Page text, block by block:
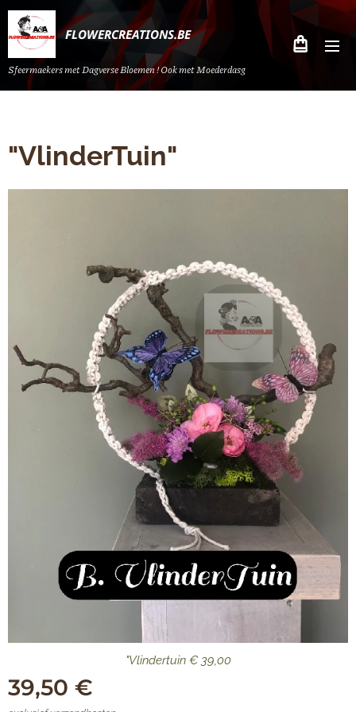
FLOWERCREATIONS.BE
Sfeermaekers met Dagverse Bloemen ! Ook met Moederdasg
"VlinderTuin"
"Vlindertuin € 39,00
39,50 €